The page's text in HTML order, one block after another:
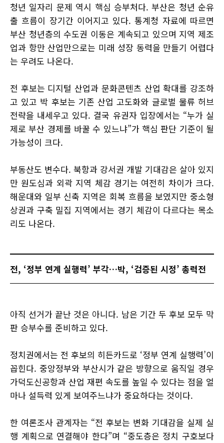
청년 일자리 문제 역시 핵심 승부처다. 부산은 청년 순유
출 흐름이 장기간 이어지고 있다. 통계청 자료에 따르면
부산 청년층의 수도권 이동은 계속되고 있으며 지역 제조
업과 항만 산업만으로는 미래 성장 동력을 만들기 어렵다
는 우려도 나온다.
전 후보는 디지털 산업과 문화콘텐츠 산업 확대를 강조하
고 있고 박 후보는 기존 산업 고도화와 글로벌 물류 허브
전략을 내세우고 있다. 결국 유권자 입장에서는 “누가 실
제로 부산 경제를 바꿀 수 있느냐”가 핵심 판단 기준이 될
가능성이 크다.
부동산도 변수다. 북항과 강서권 개발 기대감은 살아 있지
만 원도심과 외곽 지역 체감 경기는 여전히 차이가 크다.
해운대와 일부 신축 지역은 회복 흐름을 보였지만 중소형
상권과 구축 밀집 지역에서는 경기 체감이 다르다는 목소
리도 나온다.
전, ‘정부 연계 실행력’ 부각…박, ‘검증된 시정’ 총력전
아직 선거가 끝난 것은 아니다. 남은 기간 두 후보 모두 막
판 승부수를 준비하고 있다.
정치권에서는 전 후보의 히든카드로 ‘정부 연계 실행력’이
꼽힌다. 중앙정부와 부산시가 같은 방향으로 움직일 경우
가덕도신공항과 산업 재편 속도를 높일 수 있다는 점을 얼
마나 설득력 있게 보여주느냐가 중요하다는 것이다.
한 여론조사 관계자는 “전 후보는 변화 기대감을 실제 실
행 계획으로 연결해야 한다”며 “중도층은 정치 구호보다